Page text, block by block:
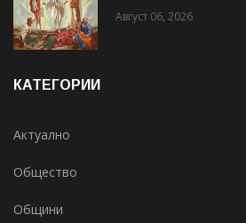
Август 06, 2026
КАТЕГОРИИ
Актуално
Общество
Общини